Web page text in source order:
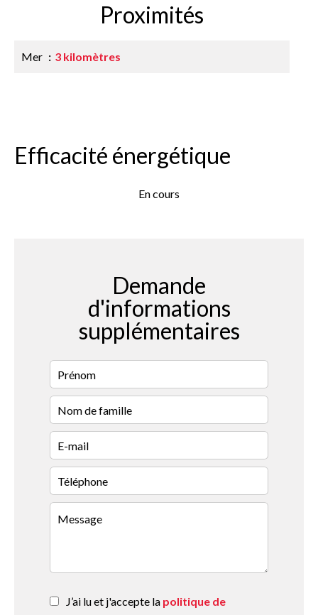
Proximités
Mer 3 kilomètres
Efficacité énergétique
En cours
Demande
d'informations
supplémentaires
J’ai lu et j'accepte la politique de